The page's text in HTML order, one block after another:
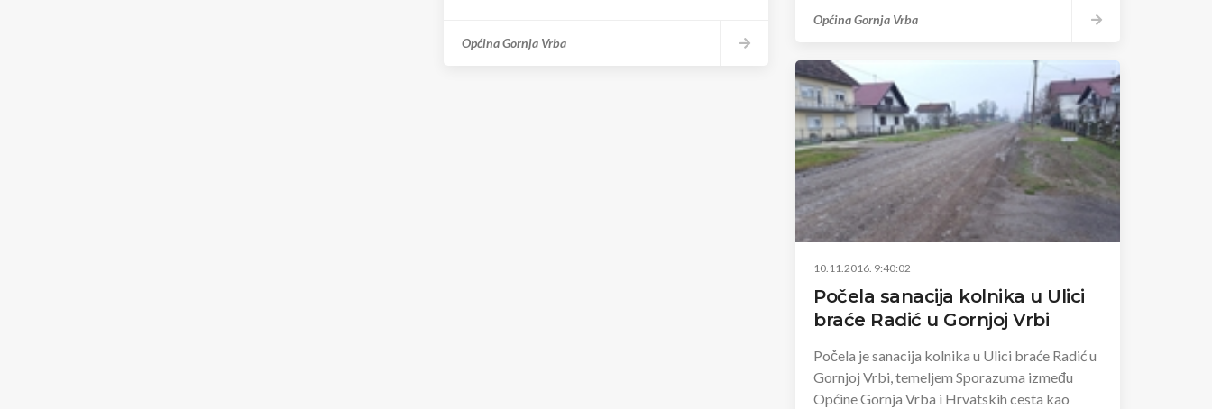
Općina Gornja Vrba
Općina Gornja Vrba
10.11.2016. 9:40:02
Počela sanacija kolnika u Ulici
braće Radić u Gornjoj Vrbi
Počela je sanacija kolnika u Ulici braće Radić u
Gornjoj Vrbi, temeljem Sporazuma između
Općine Gornja Vrba i Hrvatskih cesta kao